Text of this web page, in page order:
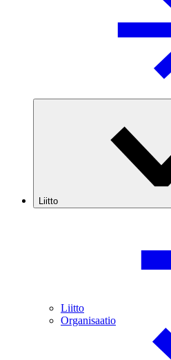
Liitto
Liitto
Organisaatio